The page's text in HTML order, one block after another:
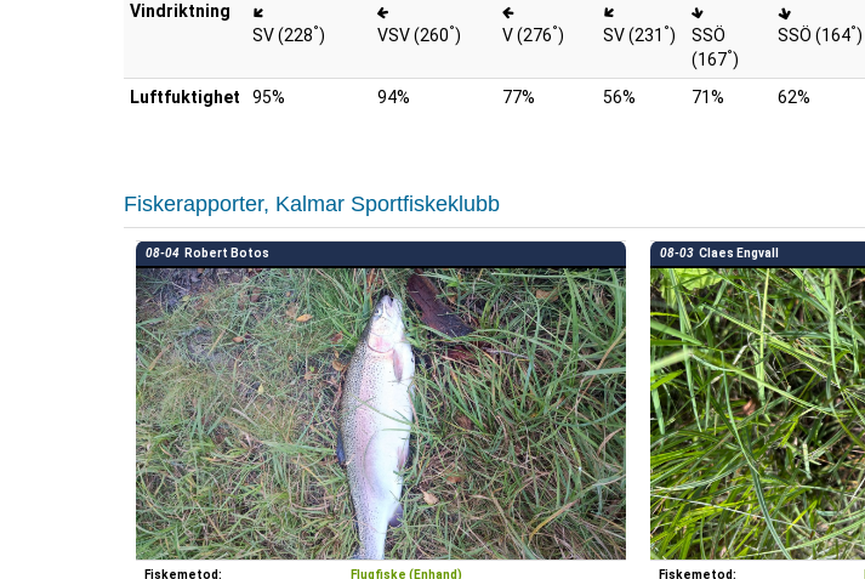
Vindriktning
SV (228°) VSV (260°) V (276°) SV (231 °)
SSÖ
(167°)
SSÖ (164°)
Luftfuktighet 95% 94% 77% 56% 71% 62%
Fiskerapporter, Kalmar Sportfiskeklubb
08-04 Robert Botos
Fiskemetod: Flugfiske (Enhand)
08-03 Claes Engvall
Fiskemetod: